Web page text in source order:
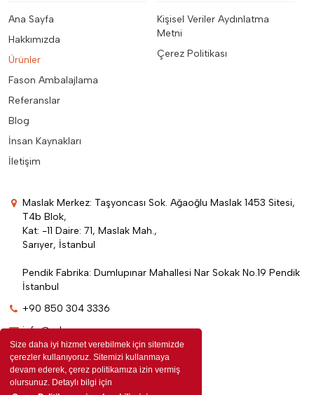
Size daha iyi hizmet verebilmek için sitemizde
çerezler kullanıyoruz. Sitemizi kullanmaya
devam ederek, çerez politikamıza izin vermiş
olursunuz. Detaylı bilgi için
Ana Sayfa
Hakkımızda
Ürünler
Fason Ambalajlama
Referanslar
Blog
İnsan Kaynakları
İletişim
Kişisel Veriler Aydınlatma
Metni
Çerez Politikası
Maslak Merkez: Taşyoncası Sok. Ağaoğlu Maslak 1453 Sitesi,
T4b Blok,
Kat: -11 Daire: 71, Maslak Mah.,
Sarıyer, İstanbul
Pendik Fabrika: Dumlupınar Mahallesi Nar Sokak No.19 Pendik
İstanbul
+90 850 304 3336
info@edenpromosyon.com